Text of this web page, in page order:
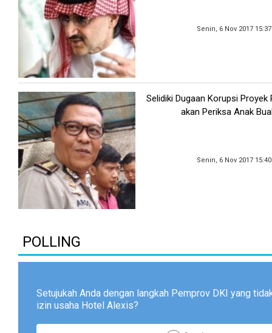
Senin, 6 Nov 2017
Selidiki Dugaan Korupsi Proyek
akan Periksa Anak
Senin, 6 Nov 2017
POLLING
Setujukah Anda dengan langkah Pemprov DKI yang
izin usaha Hotel Alexis?